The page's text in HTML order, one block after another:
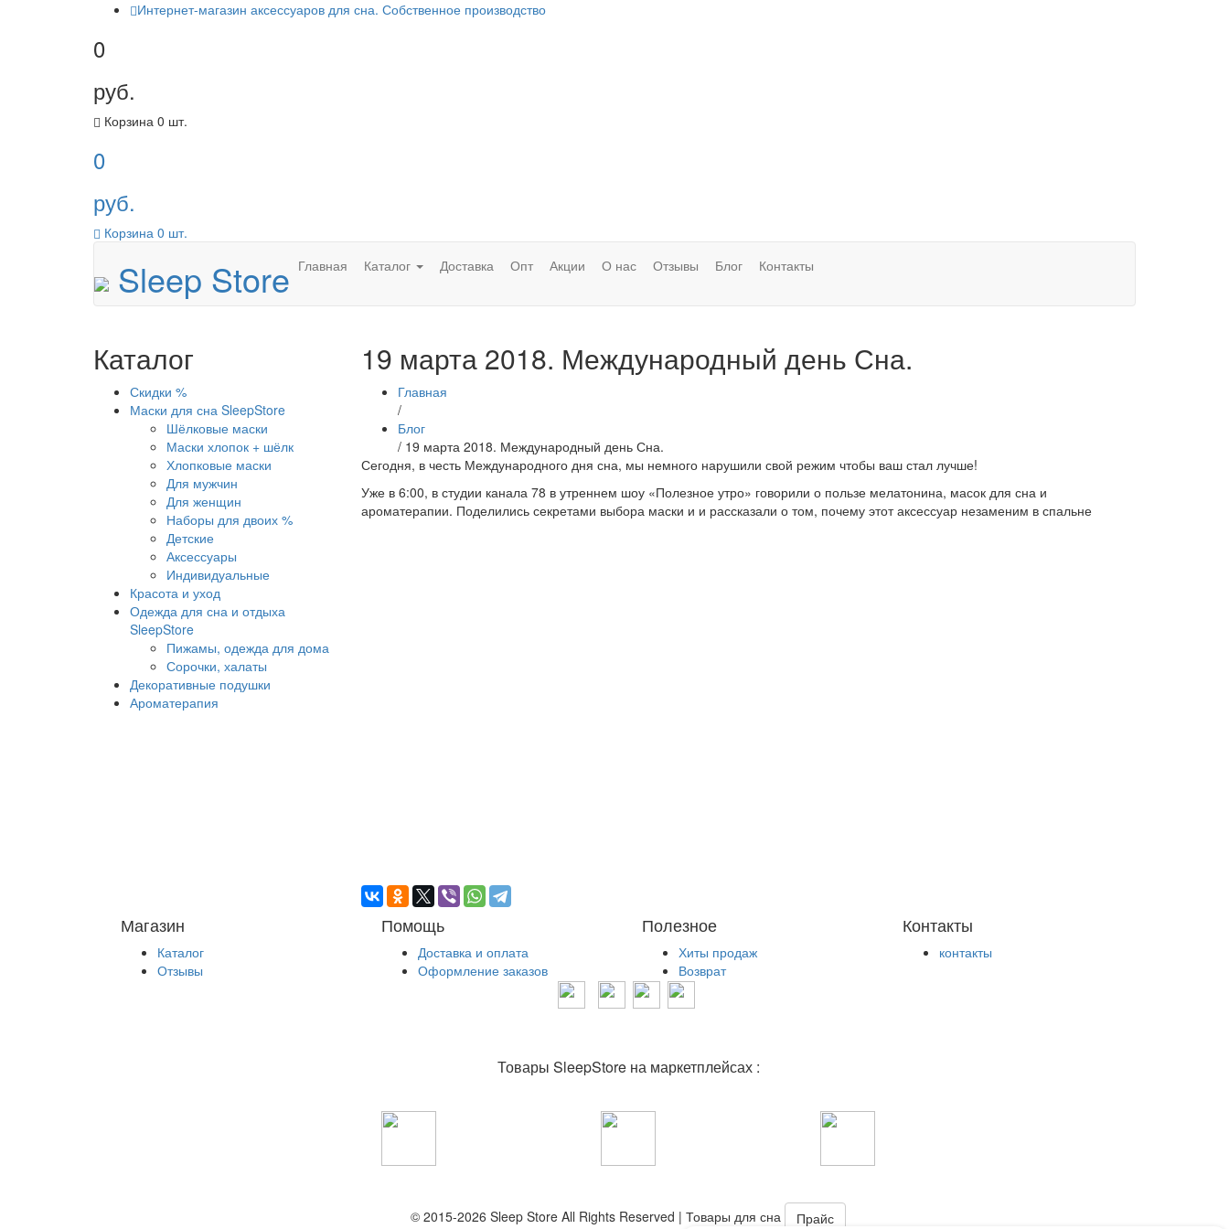
Интернет-магазин аксессуаров для сна. Собственное производство
0
руб.
Корзина 0 шт.
0
руб.
Корзина 0 шт.
Sleep Store Главная Каталог Доставка Опт Акции О нас Отзывы Блог Контакты
Каталог
Скидки %
Маски для сна SleepStore
Шёлковые маски
Маски хлопок + шёлк
Хлопковые маски
Для мужчин
Для женщин
Наборы для двоих %
Детские
Аксессуары
Индивидуальные
Красота и уход
Одежда для сна и отдыха
SleepStore
Пижамы, одежда для дома
Сорочки, халаты
Декоративные подушки
Ароматерапия
19 марта 2018. Международный день Сна.
Главная
/
Блог
/ 19 марта 2018. Международный день Сна.
Сегодня, в честь Международного дня сна, мы немного нарушили свой режим чтобы ваш стал лучше!
Уже в 6:00, в студии канала 78 в утреннем шоу «Полезное утро» говорили о пользе мелатонина, масок для сна и
ароматерапии. Поделились секретами выбора маски и и рассказали о том, почему этот аксессуар незаменим в спальне
Магазин
Каталог
Отзывы
Помощь
Доставка и оплата
Оформление заказов
Полезное
Хиты продаж
Возврат
Контакты
контакты
Товары SleepStore на маркетплейсах :
© 2015-2026 Sleep Store All Rights Reserved | Товары для сна Прайс